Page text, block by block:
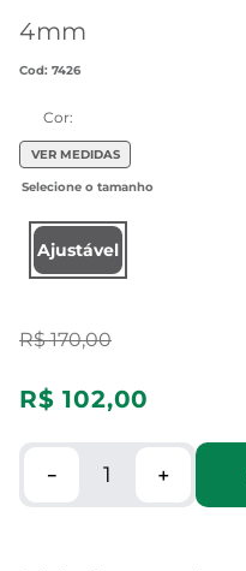
4mm
: 7426
Cor:
VER MEDIDAS
Ajustável
R$ 170,00
R$ 102,00
＋
－